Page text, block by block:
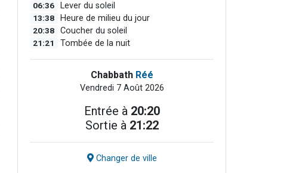
06:36 Lever du soleil
13:38 Heure de milieu du jour
20:38 Coucher du soleil
21:21 Tombée de la nuit
Chabbath Réé
Vendredi 7 Août 2026
Entrée à 20:20
Sortie à 21:22
Changer de ville